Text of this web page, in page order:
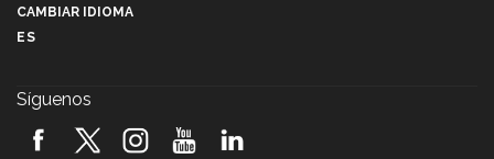
2026! (video)
CAMBIAR IDIOMA
ES
Síguenos